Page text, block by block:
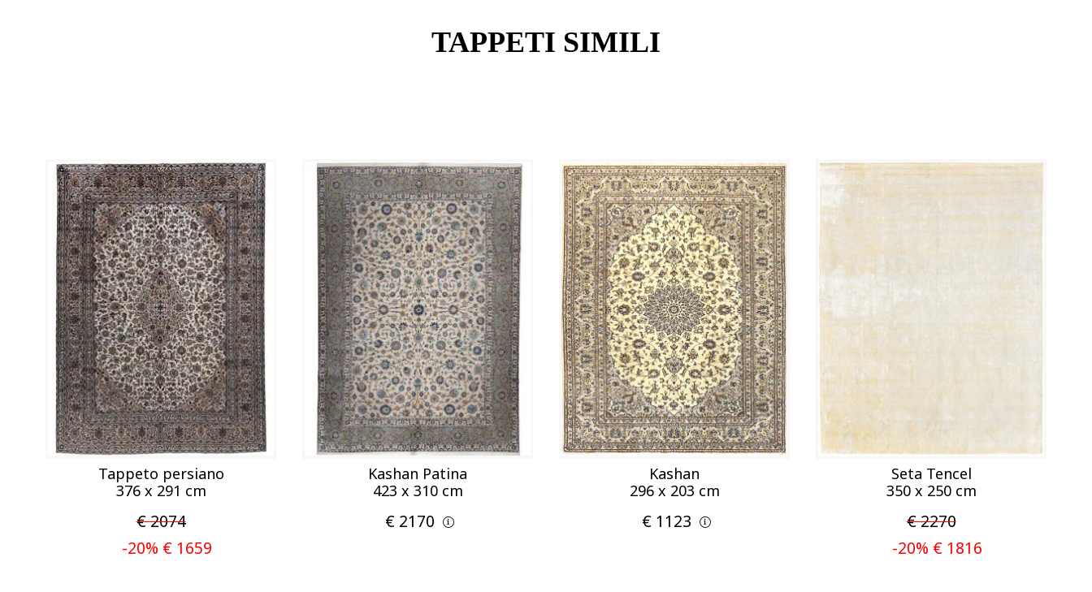
pronto per l'uso immediato. Il vostro ordine include
anche 4 sottotappeti in omaggio per gli angoli per
garantire che il tappeto rimanga sicuro e piatto su
qualsiasi superficie.
TAPPETI SIMILI
Tappeto persiano
376 x 291 cm
€ 2074
-20% € 1659
Kashan Patina
423 x 310 cm
€ 2170
Kashan
296 x 203 cm
€ 1123
Seta Tencel
350 x 250 cm
€ 2270
-20% € 1816